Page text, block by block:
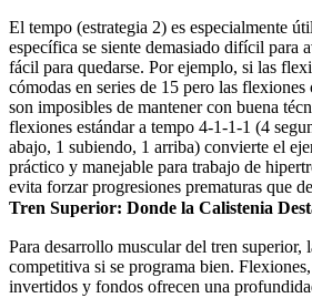
El tempo (estrategia 2) es especialmente
específica se siente demasiado difícil para
fácil para quedarse. Por ejemplo, si las
cómodas en series de 15 pero las flexiones
son imposibles de mantener con buena
flexiones estándar a tempo 4-1-1-1 (4
abajo, 1 subiendo, 1 arriba) convierte el
práctico y manejable para trabajo de
evita forzar progresiones prematuras que
Tren Superior: Donde la Calistenia
Para desarrollo muscular del tren superior,
competitiva si se programa bien.
invertidos y fondos ofrecen una